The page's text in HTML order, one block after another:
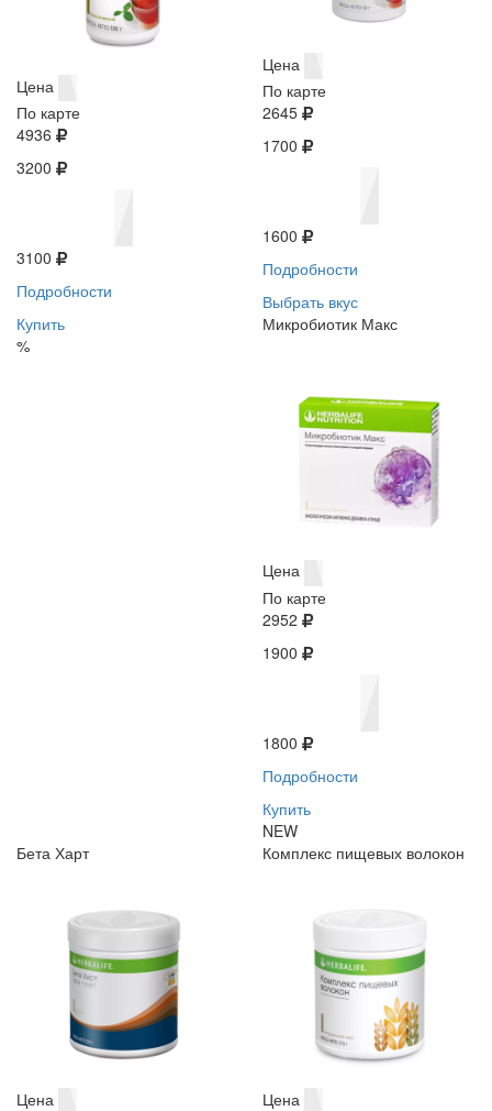
Цена
По карте
4936
3200
3100
Подробности
Купить
%
Цена
По карте
2645
1700
1600
Подробности
Выбрать вкус
Микробиотик Макс
Цена
По карте
2952
1900
1800
Подробности
Купить
NEW
Бета Харт
Цена
Комплекс пищевых волокон
Цена